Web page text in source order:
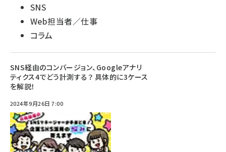
SNS
Web担当者／仕事
コラム
SNS経由のコンバージョン、Googleアナリ
ティクス4でどう計測する？ 具体的に3ケース
を解説！
2024年9月26日 7:00